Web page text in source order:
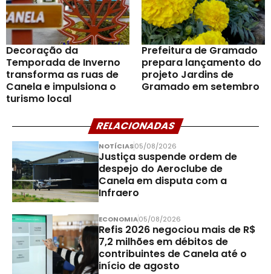
Decoração da
Temporada de Inverno
transforma as ruas de
Canela e impulsiona o
turismo local
Prefeitura de Gramado
prepara lançamento do
projeto Jardins de
Gramado em setembro
RELACIONADAS
NOTÍCIAS05/08/2026
Justiça suspende ordem de
despejo do Aeroclube de
Canela em disputa com a
Infraero
ECONOMIA05/08/2026
Refis 2026 negociou mais de R$
7,2 milhões em débitos de
contribuintes de Canela até o
início de agosto